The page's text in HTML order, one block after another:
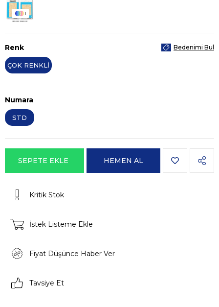
1
Renk
ÇOK RENKLİ
Numara
STD
Bedenimi Bul
Kritik Stok
İstek Listeme Ekle
Fiyat Düşünce Haber Ver
Tavsiye Et